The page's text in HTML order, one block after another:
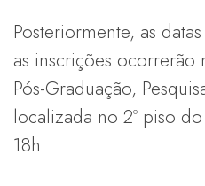
Posteriormente, as
as inscrições
Pós-Graduação,
localizada no 2º piso
18h.